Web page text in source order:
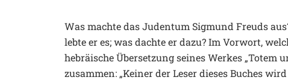
Was machte das Judentum Sigmund Freuds
lebte er es; was dachte er dazu? Im Vorwort,
hebräische Übersetzung seines Werkes „Totem
zusammen: „Keiner der Leser dieses Buches